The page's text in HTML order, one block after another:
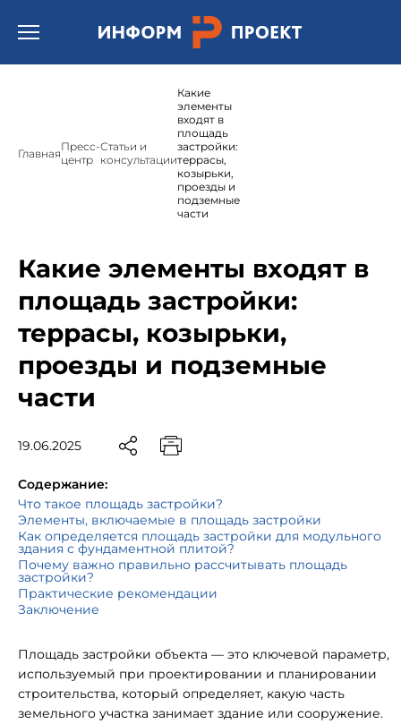
Открыть бургер меню.
ГлавнаяПресс-
центр
Статьи и
консультации
Какие
элементы
входят в
площадь
застройки:
террасы,
козырьки,
проезды и
подземные
части
Какие элементы входят в
площадь застройки:
террасы, козырьки,
проезды и подземные
части
19.06.2025
Содержание:
Что такое площадь застройки?
Элементы, включаемые в площадь застройки
Как определяется площадь застройки для модульного
здания с фундаментной плитой?
Почему важно правильно рассчитывать площадь
застройки?
Практические рекомендации
Заключение
Площадь застройки объекта — это ключевой параметр,
используемый при проектировании и планировании
строительства, который определяет, какую часть
земельного участка занимает здание или сооружение.